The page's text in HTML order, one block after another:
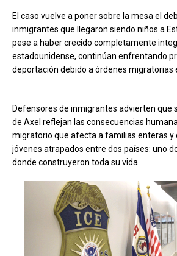
El caso vuelve a poner sobre la mesa el
inmigrantes que llegaron siendo niños a
pese a haber crecido completamente
estadounidense, continúan enfrentando
deportación debido a órdenes migratorias
Defensores de inmigrantes advierten que
de Axel reflejan las consecuencias
migratorio que afecta a familias enteras y
jóvenes atrapados entre dos países: uno
donde construyeron toda su vida.